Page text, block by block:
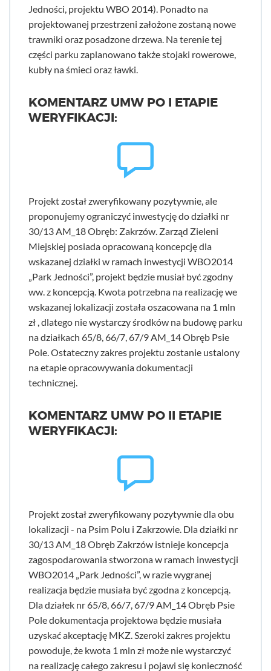
Jedności, projektu WBO 2014). Ponadto na
projektowanej przestrzeni założone zostaną nowe
trawniki oraz posadzone drzewa. Na terenie tej
części parku zaplanowano także stojaki rowerowe,
kubły na śmieci oraz ławki.
KOMENTARZ UMW PO I ETAPIE
WERYFIKACJI:
Projekt został zweryfikowany pozytywnie, ale
proponujemy ograniczyć inwestycję do działki nr
30/13 AM_18 Obręb: Zakrzów. Zarząd Zieleni
Miejskiej posiada opracowaną koncepcję dla
wskazanej działki w ramach inwestycji WBO2014
„Park Jedności”, projekt będzie musiał być zgodny
ww. z koncepcją. Kwota potrzebna na realizację we
wskazanej lokalizacji została oszacowana na 1 mln
zł , dlatego nie wystarczy środków na budowę parku
na działkach 65/8, 66/7, 67/9 AM_14 Obręb Psie
Pole. Ostateczny zakres projektu zostanie ustalony
na etapie opracowywania dokumentacji
technicznej.
KOMENTARZ UMW PO II ETAPIE
WERYFIKACJI:
Projekt został zweryfikowany pozytywnie dla obu
lokalizacji - na Psim Polu i Zakrzowie. Dla działki nr
30/13 AM_18 Obręb Zakrzów istnieje koncepcja
zagospodarowania stworzona w ramach inwestycji
WBO2014 „Park Jedności”, w razie wygranej
realizacja będzie musiała być zgodna z koncepcją.
Dla działek nr 65/8, 66/7, 67/9 AM_14 Obręb Psie
Pole dokumentacja projektowa będzie musiała
uzyskać akceptację MKZ. Szeroki zakres projektu
powoduje, że kwota 1 mln zł może nie wystarczyć
na realizację całego zakresu i pojawi się konieczność